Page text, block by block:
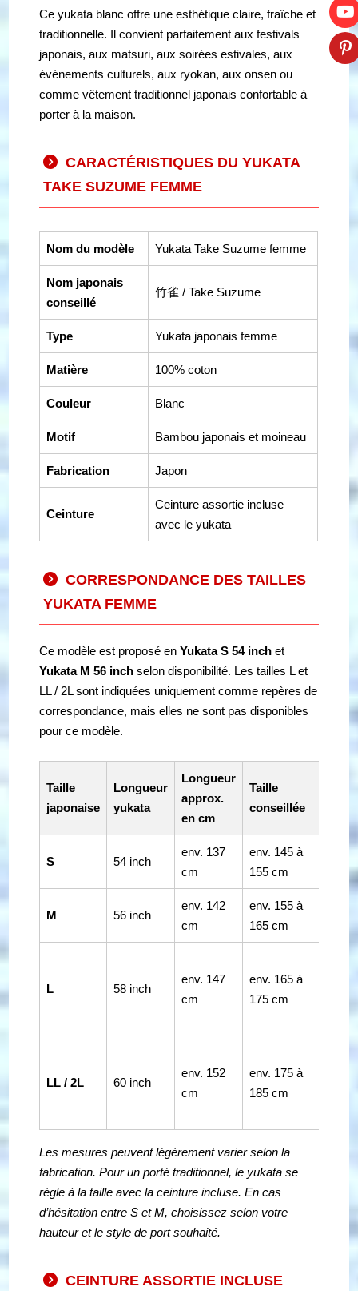
Ce yukata blanc offre une esthétique claire, fraîche et
traditionnelle. Il convient parfaitement aux festivals
japonais, aux matsuri, aux soirées estivales, aux
événements culturels, aux ryokan, aux onsen ou
comme vêtement traditionnel japonais confortable à
porter à la maison.
CARACTÉRISTIQUES DU YUKATA
TAKE SUZUME FEMME
Nom du modèle Yukata Take Suzume femme
Nom japonais
conseillé
竹雀 / Take Suzume
Type Yukata japonais femme
Matière 100% coton
Couleur Blanc
Motif Bambou japonais et moineau
Fabrication Japon
Ceinture
Ceinture assortie incluse
avec le yukata
CORRESPONDANCE DES TAILLES
YUKATA FEMME
Ce modèle est proposé enYukata S 54 inch et
Yukata M 56 inch selon disponibilité. Les tailles L et
LL / 2L sont indiquées uniquement comme repères de
correspondance, mais elles ne sont pas disponibles
pour ce modèle.
Taille
japonaise
Longueur
yukata
Longueur
approx.
en cm
Taille
conseillée
S 54 inch
env. 137
cm
env. 145 à
155 cm
M 56 inch
env. 142
cm
env. 155 à
165 cm
L 58 inch
env. 147
cm
env. 165 à
175 cm
LL / 2L 60 inch
env. 152
cm
env. 175 à
185 cm
Les mesures peuvent légèrement varier selon la
fabrication. Pour un porté traditionnel, le yukata se
règle à la taille avec la ceinture incluse. En cas
d’hésitation entre S et M, choisissez selon votre
hauteur et le style de port souhaité.
CEINTURE ASSORTIE INCLUSE